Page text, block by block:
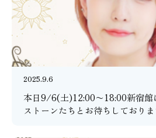
2025.9.6
本日9/6(土)12:00〜18:00新宿館
ストーンたちとお待ちしており